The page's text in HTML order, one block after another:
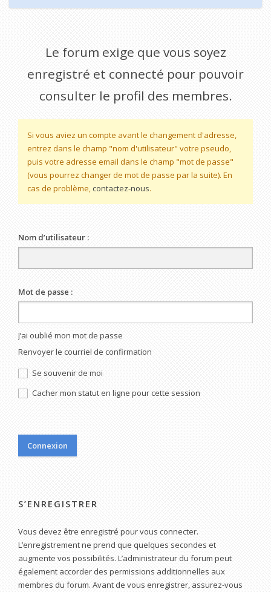
Le forum exige que vous soyez
enregistré et connecté pour pouvoir
consulter le profil des membres.
Si vous aviez un compte avant le changement d'adresse,
entrez dans le champ "nom d'utilisateur" votre pseudo,
puis votre adresse email dans le champ "mot de passe"
(vous pourrez changer de mot de passe par la suite). En
cas de problème, contactez-nous.
Nom d’utilisateur :
Mot de passe :
J’ai oublié mon mot de passe
Renvoyer le courriel de confirmation
Se souvenir de moi
Cacher mon statut en ligne pour cette session
S’ENREGISTRER
Vous devez être enregistré pour vous connecter.
L’enregistrement ne prend que quelques secondes et
augmente vos possibilités. L’administrateur du forum peut
également accorder des permissions additionnelles aux
membres du forum. Avant de vous enregistrer, assurez-vous